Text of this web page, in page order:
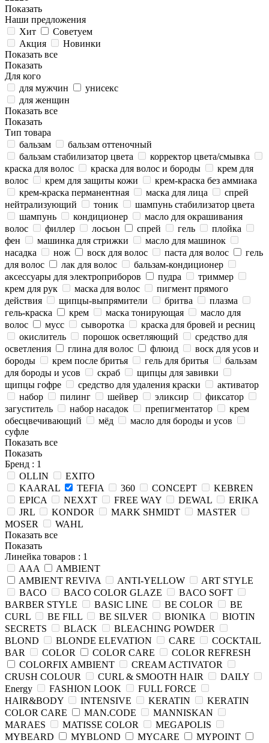
Показать
Наши предложения
Хит
Советуем
Акция
Новинки
Показать все
Показать
Для кого
для мужчин
унисекс
для женщин
Показать все
Показать
Тип товара
бальзам
бальзам оттеночный
бальзам стабилизатор цвета
корректор цвета/смывка
краска для волос
краска для волос и бороды
крем для
волос
крем для защиты кожи
крем-краска без аммиака
крем-краска перманентная
маска для лица
спрей
нейтрализующий
тоник
шампунь стабилизатор цвета
шампунь
кондиционер
масло для окрашивания
волос
филлер лосьон спрей гель
плойка
фен
машинка для стрижки
масло для машинок
насадка
нож воск для волос паста для волос
гель
для волос
лак для волос
бальзам-кондиционер
аксессуары для электроприборов
пудра
триммер
крем для рук
маска для волос
пигмент прямого
действия
щипцы-выпрямители бритва
плазма
гель-краска
крем маска тонирующая
масло для
волос
мусс сыворотка
краска для бровей и ресниц
окислитель
порошок осветляющий
средство для
осветления
глина для волос флюид
воск для усов и
бороды
крем после бритья гель для бритья
бальзам
для бороды и усов
скраб
щипцы для завивки
щипцы гофре
средство для удаления краски
активатор
набор
пилинг шейвер эликсир
фиксатор
загуститель
набор насадок препигментатор
крем
обесцвечивающий
мёд
масло для бороды и усов
суфле
Показать все
Показать
Бренд : 1
OLLIN
EXITO
KAARAL
TEFIA 360 CONCEPT
KEBREN
EPICA
NEXXT FREE WAY DEWAL
ERIKA
JRL
KONDOR MARK SHMIDT
MASTER
MOSER
WAHL
Показать все
Показать
Линейка товаров : 1
AAA
AMBIENT
AMBIENT REVIVA
ANTI-YELLOW
ART STYLE
BACO
BACO COLOR GLAZE
BACO SOFT
BARBER STYLE
BASIC LINE BE COLOR
BE
CURL
BE FILL BE SILVER BIONIKA
BIOTIN
SECRETS
BLACK
BLEACHING POWDER
BLOND
BLONDE ELEVATION CARE
COCKTAIL
BAR
COLOR COLOR CARE
COLOR REFRESH
COLORFIX AMBIENT
CREAM ACTIVATOR
CRUSH COLOUR
CURL & SMOOTH HAIR
DAILY
Energy
FASHION LOOK
FULL FORCE
HAIR&BODY
INTENSIVE KERATIN
KERATIN
COLOR CARE
MAN.CODE
MANNISKAN
MARAES
MATISSE COLOR
MEGAPOLIS
MYBEARD
MYBLOND MYCARE
MYPOINT